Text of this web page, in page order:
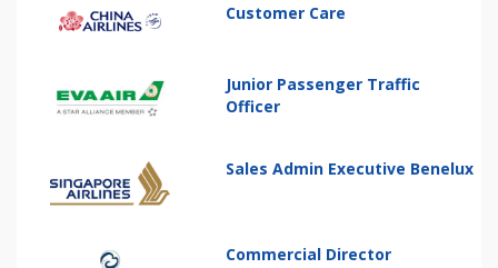
Customer Care
Junior Passenger Traffic
Officer
Sales Admin Executive Benelux
Commercial Director